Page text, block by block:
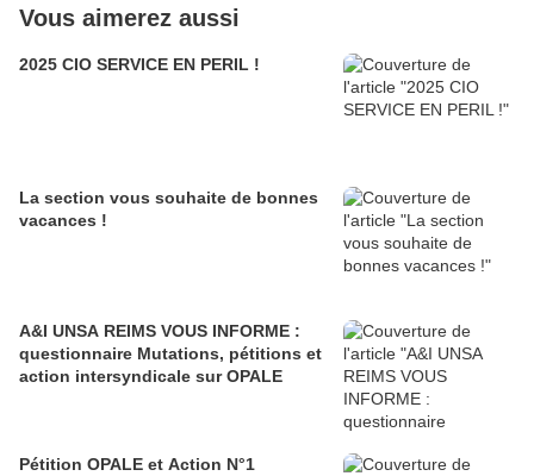
Vous aimerez aussi
2025 CIO SERVICE EN PERIL !
La section vous souhaite de bonnes
vacances !
A&I UNSA REIMS VOUS INFORME :
questionnaire Mutations, pétitions et
action intersyndicale sur OPALE
Pétition OPALE et Action N°1